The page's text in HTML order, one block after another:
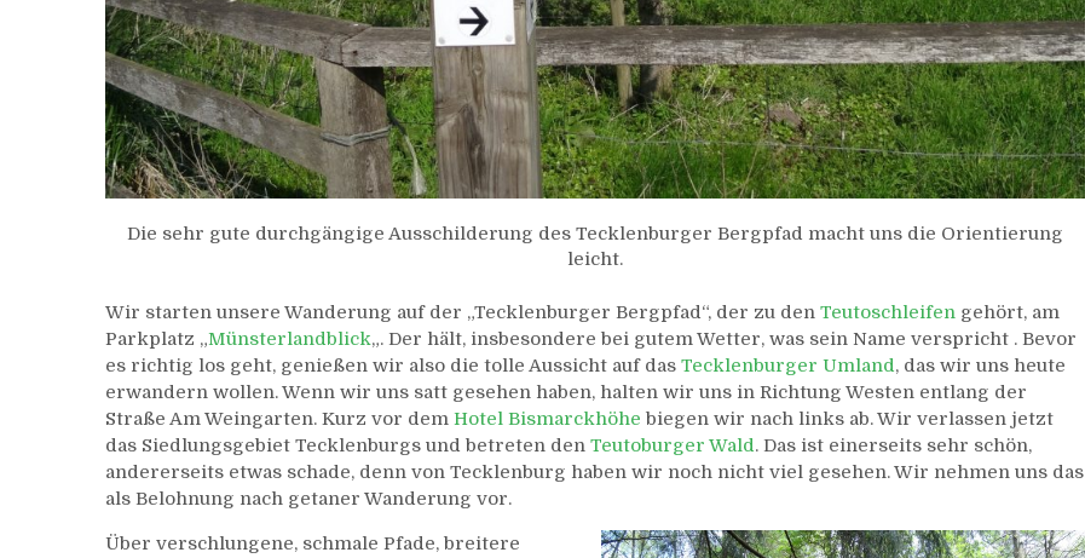
Die sehr gute durchgängige Ausschilderung des Tecklenburger Bergpfad macht uns die Orientierung
leicht.
Wir starten unsere Wanderung auf der „Tecklenburger Bergpfad“, der zu den Teutoschleifen gehört, am
Parkplatz „Münsterlandblick„. Der hält, insbesondere bei gutem Wetter, was sein Name verspricht . Bevor
es richtig los geht, genießen wir also die tolle Aussicht auf das Tecklenburger Umland, das wir uns heute
erwandern wollen. Wenn wir uns satt gesehen haben, halten wir uns in Richtung Westen entlang der
Straße Am Weingarten. Kurz vor dem Hotel Bismarckhöhe biegen wir nach links ab. Wir verlassen jetzt
das Siedlungsgebiet Tecklenburgs und betreten den Teutoburger Wald. Das ist einerseits sehr schön,
andererseits etwas schade, denn von Tecklenburg haben wir noch nicht viel gesehen. Wir nehmen uns das
als Belohnung nach getaner Wanderung vor.
Über verschlungene, schmale Pfade, breitere